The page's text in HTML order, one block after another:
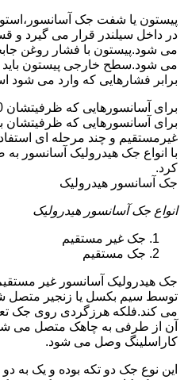
پیستون یا شفت جک
در داخل سیلندر قرار می گیرد و
می شود.پیستون با فشار روغن
می شود.سطح خارجی پیستون باید
برابر فشارهایی که وارد می شود
غیرمستقیم و چند مرحله ای
با انواع جک هیدرولیک
کرد.
جک آسانسور هیدرولیک
انواع جک آسانسور هیدرولیک
جک غیر مستقیم
جک مستقیم
جک هیدرولیک آسانسور غیر
توسط سیم بکسل یا زنجیر متصل
می کند.فلکه هرزگردی روی جک
آن از طرفی به چاهک متصل می
کاراسلینگ وصل می شود.
این نوع جک دو تکه بوده و یک به